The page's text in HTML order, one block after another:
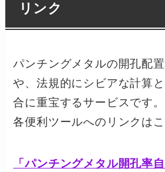
リンク
パンチングメタルの開孔配
や、法規的にシビアな計算
合に重宝するサービスです。
各便利ツールへのリンクはこ
「パンチングメタル開孔率自